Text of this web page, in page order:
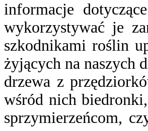
informacje
wykorzystywać je
szkodnikami roślin
żyjących na naszych
drzewa z
wśród nich
sprzymierzeńcom,